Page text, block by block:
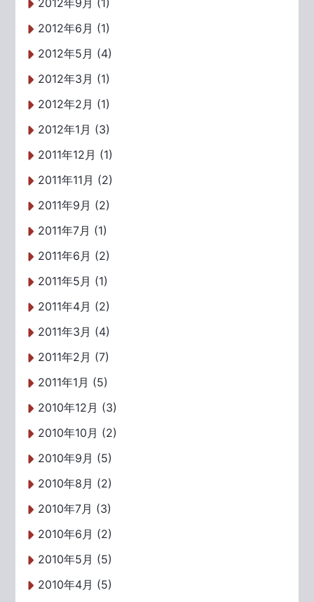
2012年9月 (1)
2012年6月 (1)
2012年5月 (4)
2012年3月 (1)
2012年2月 (1)
2012年1月 (3)
2011年12月 (1)
2011年11月 (2)
2011年9月 (2)
2011年7月 (1)
2011年6月 (2)
2011年5月 (1)
2011年4月 (2)
2011年3月 (4)
2011年2月 (7)
2011年1月 (5)
2010年12月 (3)
2010年10月 (2)
2010年9月 (5)
2010年8月 (2)
2010年7月 (3)
2010年6月 (2)
2010年5月 (5)
2010年4月 (5)